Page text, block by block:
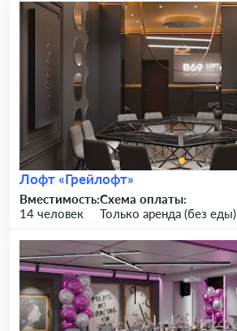
Лофт «Грейлофт»
Вместимость:
14 человек
Схема оплаты:
Только аренда (без еды)